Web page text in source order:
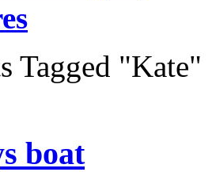
Tagged "Kate"
boat